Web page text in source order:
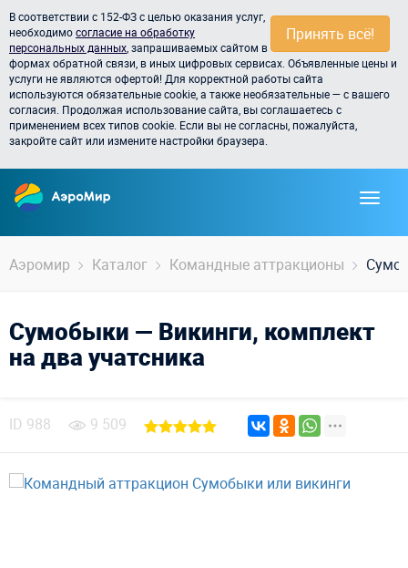
Принять всё!
В соответствии с 152-ФЗ с целью оказания услуг,
необходимосогласие на обработку
персональных данных , запрашиваемых сайтом в
формах обратной связи, в иных цифровых сервисах. Объявленные цены и
услуги не являются офертой! Для корректной работы сайта
используются обязательные cookie, а также необязательные — с вашего
согласия. Продолжая использование сайта, вы соглашаетесь с
применением всех типов cookie. Если вы не согласны, пожалуйста,
закройте сайт или измените настройки браузера.
Аэромир Каталог Командные аттракционы
Сумобыки — Викинги, комплект
на два учатсника
ID 988 9 509